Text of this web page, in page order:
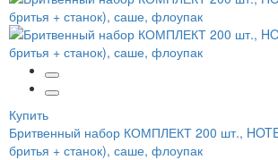
Купить
Бритвенный набор КОМПЛЕКТ 200 шт.,
бритья + станок), саше, флоупак